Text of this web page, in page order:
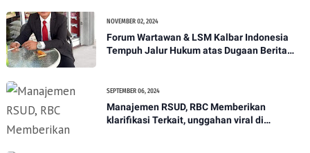
NOVEMBER 02, 2024
Forum Wartawan & LSM Kalbar Indonesia
Tempuh Jalur Hukum atas Dugaan Berita
SEPTEMBER 06, 2024
Manajemen RSUD, RBC Memberikan
klarifikasi Terkait, unggahan viral di